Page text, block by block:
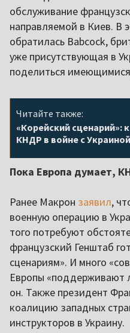
обслуживание
направляемой в Киев. В
обратилась Babcock,
уже присутствующая в
поделиться
Читайте также:
«Корейский сценарий»:
КНДР в войне с Украиной
Пока Европа думает,
Ранее Макрон заявил,
военную операцию в
того потребуют
французский Генштаб
сценариям». И много
Европы «поддерживают
он. Также президент
коалицию западных
инструкторов в Украину.